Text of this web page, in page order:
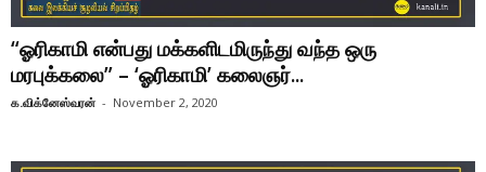
“ஓரிகாமி என்பது மக்களிடமிருந்து வந்த ஒரு
மரபுக்கலை” – ‘ஓரிகாமி’ கலைஞர்...
க.விக்னேஸ்வரன் - November 2, 2020